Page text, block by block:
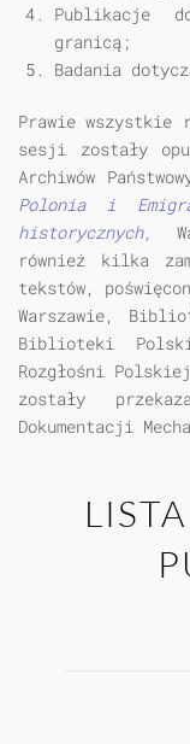
Publikacje
granicą;
Badania
Prawie wszystkie
sesji zostały
Archiwów
Polonia i
historycznych,
również kilka
tekstów,
Warszawie,
Biblioteki
Rozgłośni
zostały
Dokumentacji